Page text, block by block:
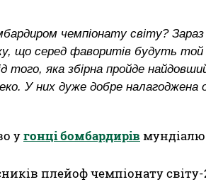
чемпіонату світу?
що серед фаворитів будуть
того, яка збірна пройде
У них дуже добре налагоджена
угонці бомбардирів мундіалю
плейоф чемпіонату світу-